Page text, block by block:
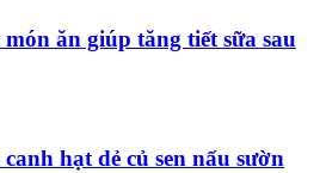
ăn giúp tăng tiết sữa sau
hạt dẻ củ sen nấu sườn